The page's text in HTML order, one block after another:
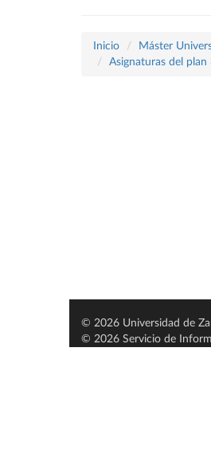
Inicio
Máster
Asignaturas del plan
© 2026 Universidad de
© 2026 Servicio de